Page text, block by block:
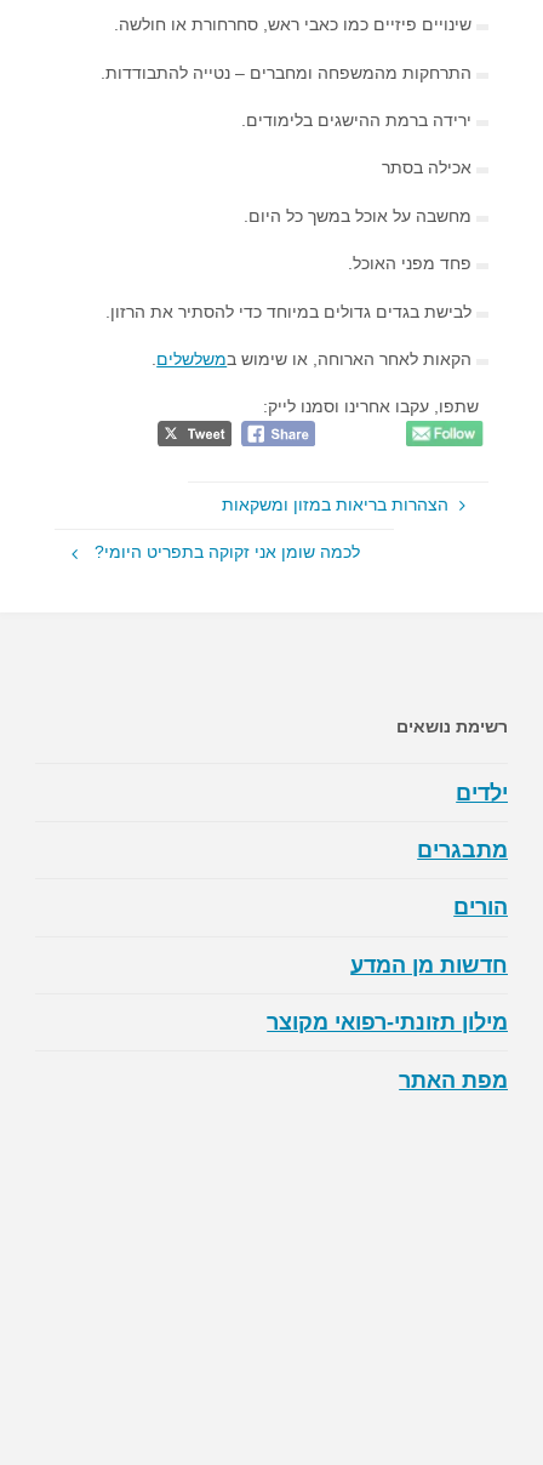
שינויים פיזיים כמו כאבי ראש, סחרחורת או חולשה.
התרחקות מהמשפחה ומחברים – נטייה להתבודדות.
ירידה ברמת ההישגים בלימודים.
אכילה בסתר
מחשבה על אוכל במשך כל היום.
פחד מפני האוכל.
לבישת בגדים גדולים במיוחד כדי להסתיר את הרזון.
הקאות לאחר הארוחה, או שימוש במשלשלים
שתפו, עקבו אחרינו וסמנו לייק:
הצהרות בריאות במזון ומשקאות
לכמה שומן אני זקוקה בתפריט היומי?
רשימת נושאים
ילדים
מתבגרים
הורים
חדשות מן המדע
מילון תזונתי-רפואי מקוצר
מפת האתר